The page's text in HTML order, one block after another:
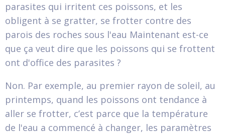
parasites qui irritent ces poissons, et les
obligent à se gratter, se frotter contre des
parois des roches sous l'eau Maintenant est-ce
que ça veut dire que les poissons qui se frottent
ont d'office des parasites ?
Non. Par exemple, au premier rayon de soleil, au
printemps, quand les poissons ont tendance à
aller se frotter, c’est parce que la température
de l'eau a commencé à changer, les paramètres